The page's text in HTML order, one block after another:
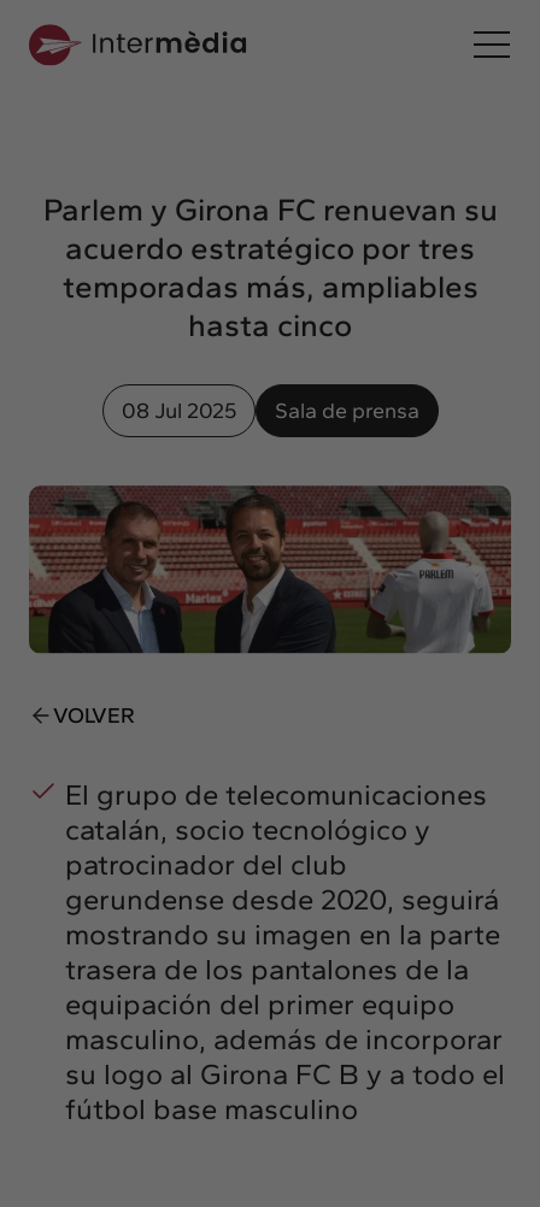
Interconexión
Nuestros servicios
Interacción
Intermèdia
Confidencial
Clientes
Insights
Actualidad
Intercambio
Contacto
info@intermedia.es
Parlem y Girona FC renuevan su
acuerdo estratégico por tres
temporadas más, ampliables
hasta cinco
08 Jul 2025 Sala de prensa
VOLVER
El grupo de telecomunicaciones
catalán, socio tecnológico y
patrocinador del club
gerundense desde 2020, seguirá
mostrando su imagen en la parte
trasera de los pantalones de la
equipación del primer equipo
masculino, además de incorporar
su logo al Girona FC B y a todo el
fútbol base masculino